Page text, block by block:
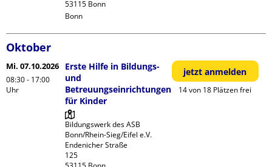
Bonn
Oktober
Mi. 07.10.2026
08:30 - 17:00
Uhr
Erste Hilfe in Bildungs-
und
Betreuungseinrichtungen
für Kinder
Bildungswerk des ASB
Bonn/Rhein-Sieg/Eifel e.V.
Endenicher Straße
125
jetzt anmelden
14 von 18 Plätzen frei